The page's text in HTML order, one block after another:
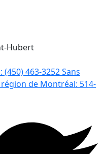
Hubert
(450) 463-3252Sans
de Montréal: 514-